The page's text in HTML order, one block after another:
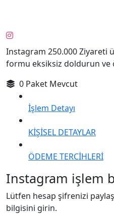
Instagram 250.000 Ziyareti
formu eksiksiz doldurun ve
0 Paket Mevcut
İşlem Detayı
KİŞİSEL DETAYLAR
ÖDEME TERCİHLERİ
Instagram işlem
Lütfen hesap şifrenizi
bilgisini girin.